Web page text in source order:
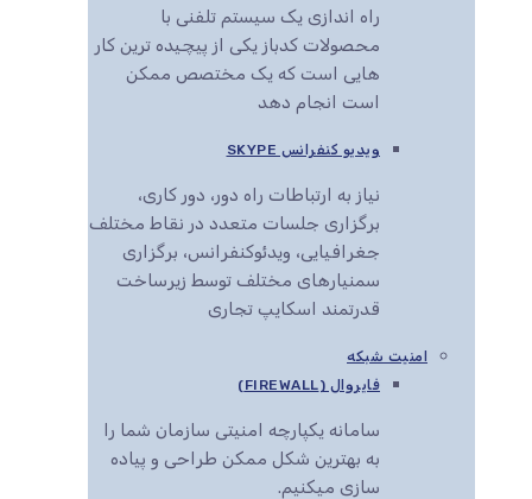
راه اندازی یک سیستم تلفنی با
محصولات کدباز یکی از پیچیده ترین کار
هایی است که یک مختصص ممکن
است انجام دهد
ویدیو کنفرانس SKYPE
نیاز به ارتباطات راه دور، دور کاری،
برگزاری جلسات متعدد در نقاط مختلف
جغرافیایی، ویدئوکنفرانس، برگزاری
سمنیارهای مختلف توسط زیرساخت
قدرتمند اسکایپ تجاری
امنیت شبکه
فایروال (FIREWALL)
سامانه یکپارچه امنیتی سازمان شما را
به بهترین شکل ممکن طراحی و پیاده
سازی میکنیم.